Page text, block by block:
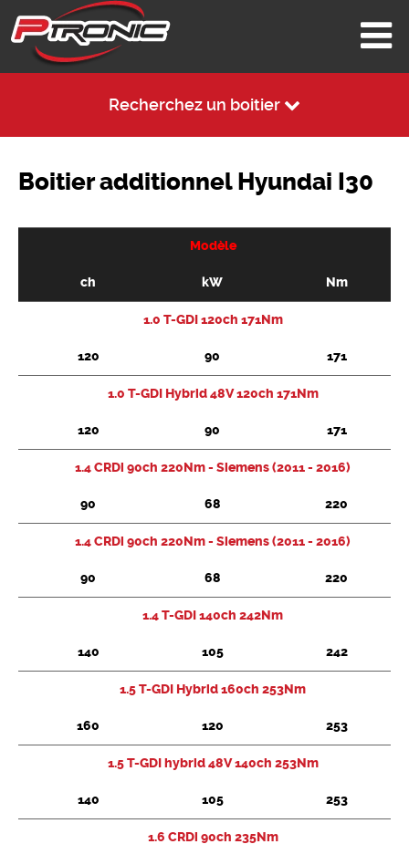
Recherchez un boitier
Chercher
Boitier additionnel Hyundai I30
Modèle
ch kW Nm
1.0 T-GDI 120ch 171Nm
120 90 171
1.0 T-GDI Hybrid 48V 120ch 171Nm
120 90 171
1.4 CRDi 90ch 220Nm - Siemens (2011 - 2016)
90 68 220
1.4 CRDi 90ch 220Nm - Siemens (2011 - 2016)
90 68 220
1.4 T-GDI 140ch 242Nm
140 105 242
1.5 T-GDI Hybrid 160ch 253Nm
160 120 253
1.5 T-GDI hybrid 48V 140ch 253Nm
140 105 253
1.6 CRDi 90ch 235Nm